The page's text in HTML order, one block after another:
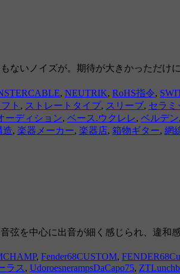
ないノイズが。期待が大きかっただけ
, NEUTRIK, RoHS指令,
ト , ストレートタイプ, スリーブ, セラミ
ーディション, ベース.ウクレレ, ベルデン,
造, 楽器メーカー, 楽器店, 箱物ギター, 網
弦を中心に出音が細く感じられ、違和
, Fender68CUSTOM,
ラス , UdoroesnerampsDaCapo75,